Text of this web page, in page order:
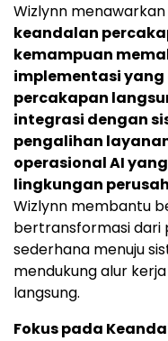
Wizlynn
keandalan
kemampuan
implementasi yang
percakapan
integrasi dengan
pengalihan
operasional AI
lingkungan
Wizlynn membantu
bertransformasi dari
sederhana menuju
mendukung alur
langsung.
Fokus pada